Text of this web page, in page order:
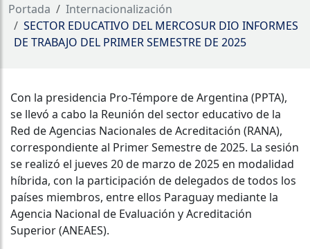
Portada
Internacionalización
SECTOR EDUCATIVO DEL MERCOSUR DIO INFORMES
DE TRABAJO DEL PRIMER SEMESTRE DE 2025
Con la presidencia Pro-Témpore de Argentina (PPTA),
se llevó a cabo la Reunión del sector educativo de la
Red de Agencias Nacionales de Acreditación (RANA),
correspondiente al Primer Semestre de 2025. La sesión
se realizó el jueves 20 de marzo de 2025 en modalidad
híbrida, con la participación de delegados de todos los
países miembros, entre ellos Paraguay mediante la
Agencia Nacional de Evaluación y Acreditación
Superior (ANEAES).